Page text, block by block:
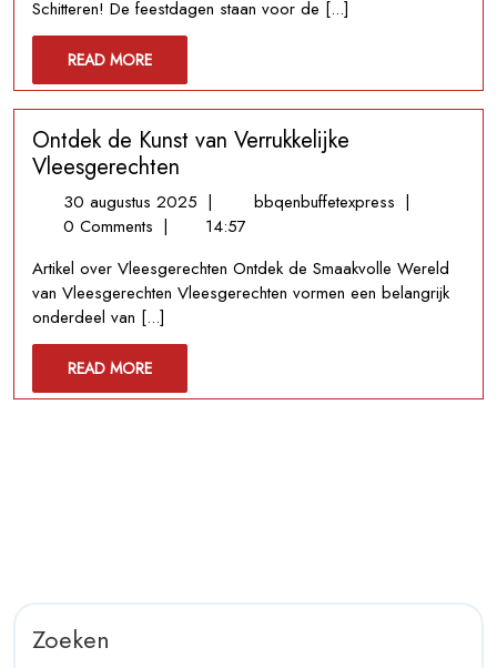
Schitteren! De feestdagen staan voor de [...]
READ MOREREAD
MORE
Ontdek de Kunst van Verrukkelijke
Vleesgerechten
30 augustus 2025 30
augustus
| bbqenbuffetexpress Ontdek
van
Verrukkelijke
|
0 Comments |
14:57
Artikel over Vleesgerechten Ontdek de Smaakvolle Wereld
van Vleesgerechten Vleesgerechten vormen een belangrijk
onderdeel van [...]
READ MOREREAD
MORE
Zoeken